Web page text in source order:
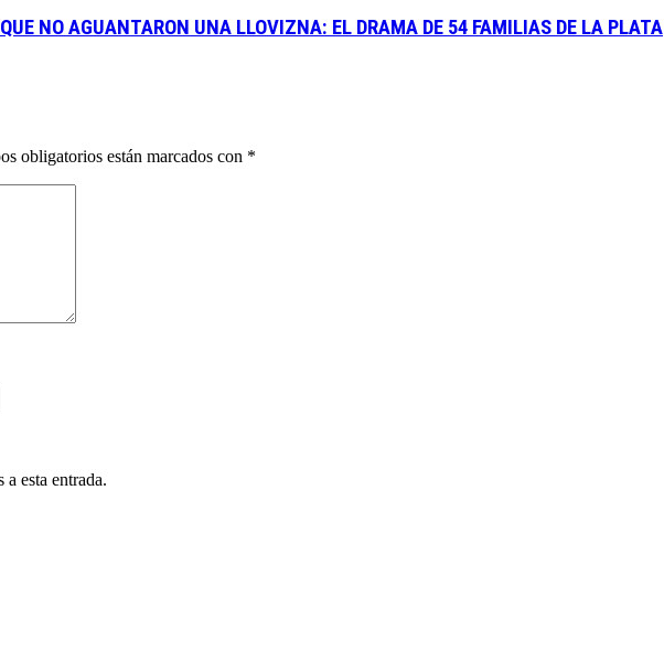
NO AGUANTARON UNA LLOVIZNA: EL DRAMA DE 54 FAMILIAS DE LA PLATA
obligatorios están marcados con *
esta entrada.